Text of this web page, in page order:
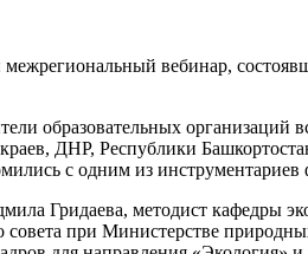
вебинар,
образовательных
ДНР, Республики
с одним из
Гридаева, методист кафедры
совета при Министерстве